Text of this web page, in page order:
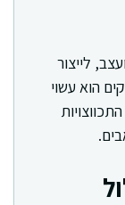
לייצור
הוא עשוי